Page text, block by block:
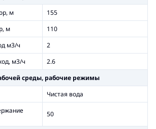
м
155
м
110
м3/ч
2
м3/ч
2.6
среды, рабочие режимы
Чистая вода
50